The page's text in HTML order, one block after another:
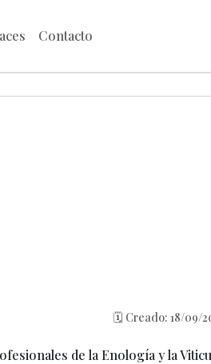
Contacto
🗓️ Creado: 18/09/
de la Enología y la